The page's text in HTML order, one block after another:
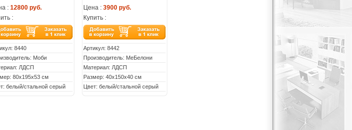
: 12800 руб.
:
8440
Моби
ЛДСП
80х195х53 см
белый/стальной серый
Цена : 3900 руб.
Купить :
Артикул: 8442
Производитель: МеБелони
Материал: ЛДСП
Размер: 40х150х40 см
Цвет: белый/стальной серый